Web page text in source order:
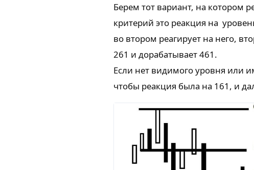
Берем тот вариант, на котором
критерий это реакция на
во втором реагирует на него,
261 и дорабатывает 461.
Если нет видимого уровня или
чтобы реакция была на 161, и